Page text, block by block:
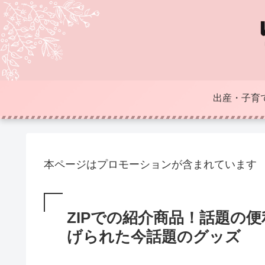
出産・子育
本ページはプロモーションが含まれています
ZIPでの紹介商品！話題の
げられた今話題のグッズ